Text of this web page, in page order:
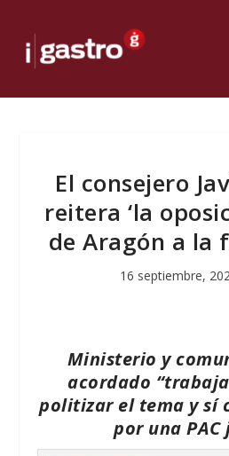
El consejero
reitera ‘la
de Aragón a la
16 septiembre,
Ministerio y
acordado
politizar el tema y sí
por una PAC